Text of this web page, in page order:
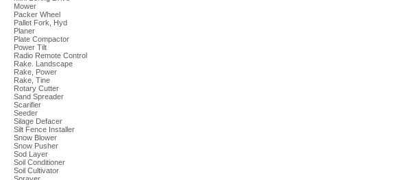
Mower
Packer Wheel
Pallet Fork, Hyd
Planer
Plate Compactor
Power Tilt
Radio Remote Control
Rake. Landscape
Rake, Power
Rake, Tine
Rotary Cutter
Sand Spreader
Scarifier
Seeder
Silage Defacer
Silt Fence Installer
Snow Blower
Snow Pusher
Sod Layer
Soil Conditioner
Soil Cultivator